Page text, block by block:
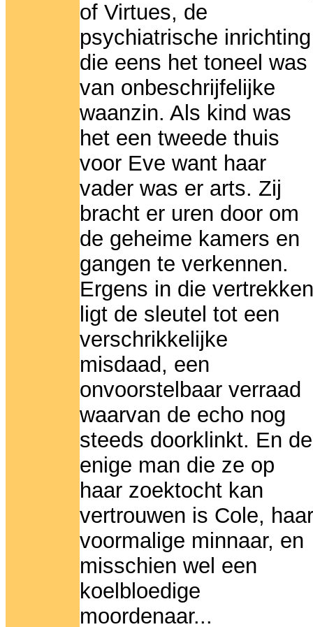
of Virtues, de
psychiatrische inrichting
die eens het toneel was
van onbeschrijfelijke
waanzin. Als kind was
het een tweede thuis
voor Eve want haar
vader was er arts. Zij
bracht er uren door om
de geheime kamers en
gangen te verkennen.
Ergens in die vertrekken
ligt de sleutel tot een
verschrikkelijke
misdaad, een
onvoorstelbaar verraad
waarvan de echo nog
steeds doorklinkt. En de
enige man die ze op
haar zoektocht kan
vertrouwen is Cole, haar
voormalige minnaar, en
misschien wel een
koelbloedige
moordenaar...